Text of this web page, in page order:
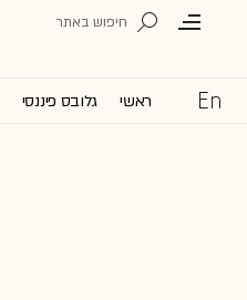
ראשי גלובס פיננסי